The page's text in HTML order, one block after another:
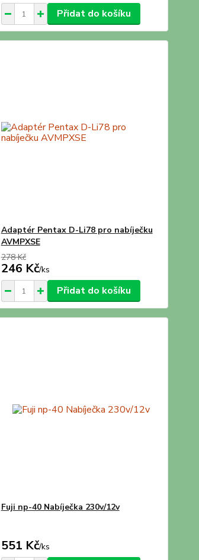
Přidat do košíku
Adaptér Pentax D-Li78 pro nabíječku
AVMPXSE
278 Kč
246 Kč/ks
Přidat do košíku
Fuji np-40 Nabíječka 230v/12v
551 Kč/ks